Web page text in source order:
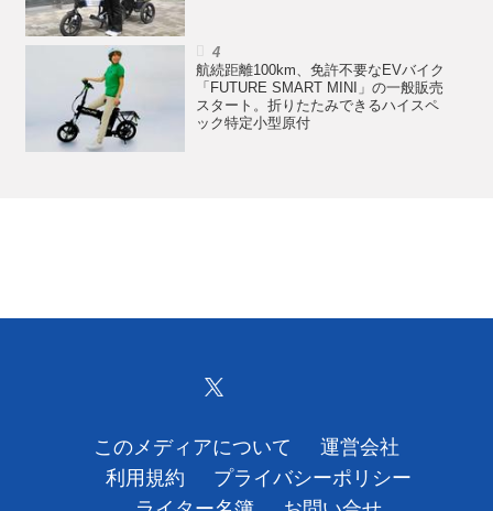
航続距離100km、免許不要なEVバイク
「FUTURE SMART MINI」の一般販売
スタート。折りたたみできるハイスペ
ック特定小型原付
このメディアについて
運営会社
利用規約
プライバシーポリシー